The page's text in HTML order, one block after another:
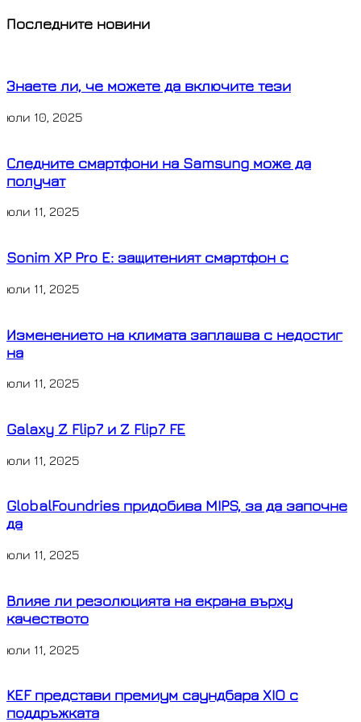
o
k
lk
d
I
n
a
s
A
p
e
s
e
n
r
V
b
e
r
Последните новини
Знаете ли, че можете да включите тези
юли 10, 2025
Следните смартфони на Samsung може да
получат
юли 11, 2025
Sonim XP Pro E: защитеният смартфон с
юли 11, 2025
Изменението на климата заплашва с недостиг
на
юли 11, 2025
Galaxy Z Flip7 и Z Flip7 FE
юли 11, 2025
GlobalFoundries придобива MIPS, за да започне
да
юли 11, 2025
Влияе ли резолюцията на екрана върху
качеството
юли 11, 2025
KEF представи премиум саундбара XIO с
поддръжката